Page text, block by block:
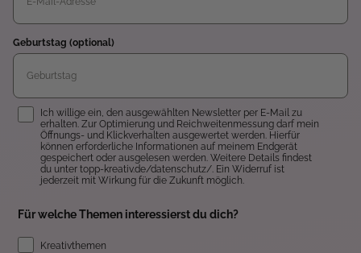
Geburtstag (optional)
Einwilligung
Ich willige ein, den ausgewählten Newsletter per E-Mail zu
erhalten. Zur Optimierung und Reichweitenmessung darf mein
Öffnungs- und Klickverhalten ausgewertet werden. Hierfür
können erforderliche Informationen auf meinem Endgerät
gespeichert oder ausgelesen werden. Weitere Details findest
du unter topp-kreativ.de/datenschutz/. Ein Widerruf ist
jederzeit mit Wirkung für die Zukunft möglich.
Für welche Themen interessierst du dich?
Kreativthemen